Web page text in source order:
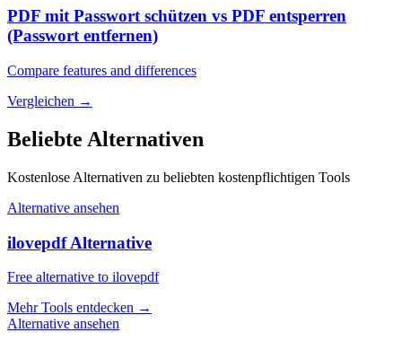
PDF mit Passwort schützen vs PDF entsperren
(Passwort entfernen)
Compare features and differences
Vergleichen →
Beliebte Alternativen
Kostenlose Alternativen zu beliebten kostenpflichtigen Tools
Alternative ansehen
ilovepdf Alternative
Free alternative to ilovepdf
Mehr Tools entdecken →
Alternative ansehen